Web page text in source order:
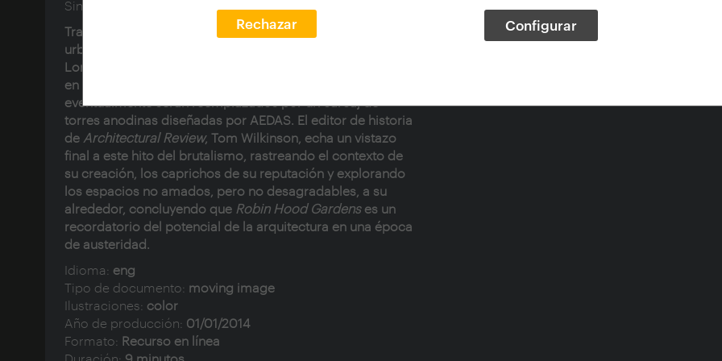
Rechazar Configurar
Sinopsis:
Tras décadas de controversia, la monumental
urbanización de
Londres
en preparación para su demolición. Los bloques
eventualmente serán reemplazados por un carcaj de
torres anodinas diseñadas por AEDAS. El editor de historia
de Architectural Review, Tom Wilkinson, echa un vistazo
final a este hito del brutalismo , rastreando el contexto de
su creación, los caprichos de su reputación y explorando
los espacios no amados, pero no desagradables, a su
alrededor, concluyendo que Robin Hood Gardenses un
recordatorio del potencial de la arquitectura en una época
de austeridad.
Idioma: eng
Tipo de documento: moving image
Ilustraciones: color
Año de producción: 01/01/2014
Formato: Recurso en línea
Duración: 9 minutos